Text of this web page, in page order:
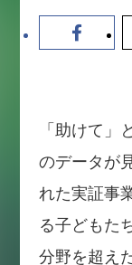
「助けて」
のデータが
れた実証事
る子どもた
分野を超え